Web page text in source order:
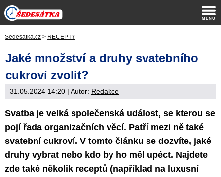
Sedesatka.cz > RECEPTY
Jaké množství a druhy svatebního
cukroví zvolit?
31.05.2024 14:20 | Autor: Redakce
Svatba je velká společenská událost, se kterou se
pojí řada organizačních věcí. Patří mezi ně také
svatební cukroví. V tomto článku se dozvíte, jaké
druhy vybrat nebo kdo by ho měl upéct. Najdete
zde také několik receptů (například na luxusní